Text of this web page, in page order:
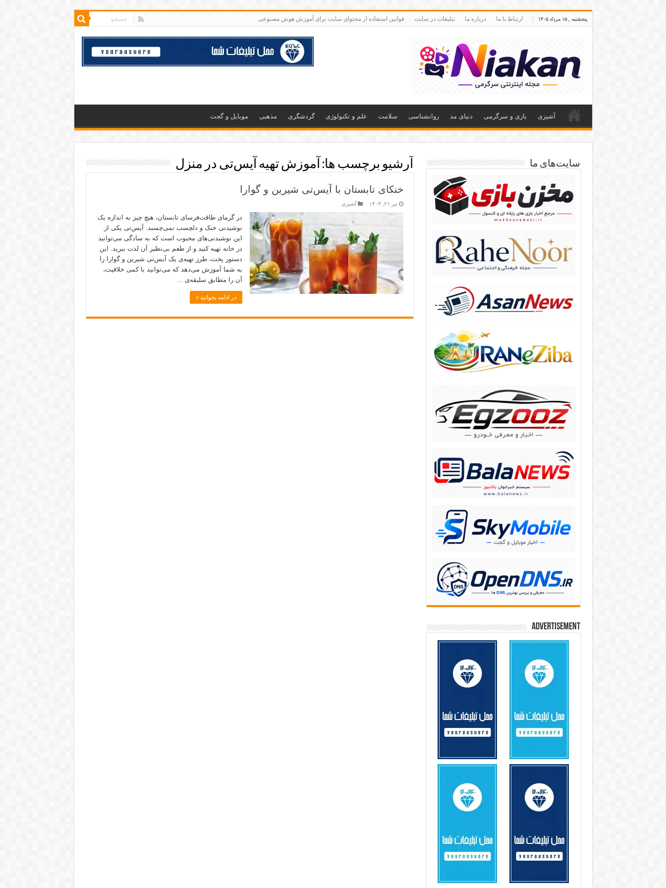
پنجشنبه , ۱۵ مرداد ۱۴۰۵ ارتباط با ما درباره ما تبلیغات در سایت قوانین استفاده از محتوای سایت برای آموزش هوش مصنوعی
آشپزی بازی و سرگرمی دنیای مد روانشناسی سلامت علم و تکنولوژی گردشگری مذهبی موبایل و گجت
آرشیو برچسب ها: آموزش تهیه آیس‌تی در منزل
خنکای تابستان با آیس‌تی شیرین و گوارا
تیر ۲۱, ۱۴۰۳ آشپزی
در گرمای طاقت‌فرسای تابستان، هیچ چیز به اندازه یک
نوشیدنی خنک و دلچسب نمی‌چسبد. آیس‌تی یکی از
این نوشیدنی‌های محبوب است که به سادگی می‌توانید
در خانه تهیه کنید و از طعم بی‌نظیر آن لذت ببرید. این
دستور پخت، طرز تهیه‌ی یک آیس‌تی شیرین و گوارا را
به شما آموزش می‌دهد که می‌توانید با کمی خلاقیت،
آن را مطابق سلیقه‌ی …
در ادامه بخوانید »
سایت‌های ما
Advertisement